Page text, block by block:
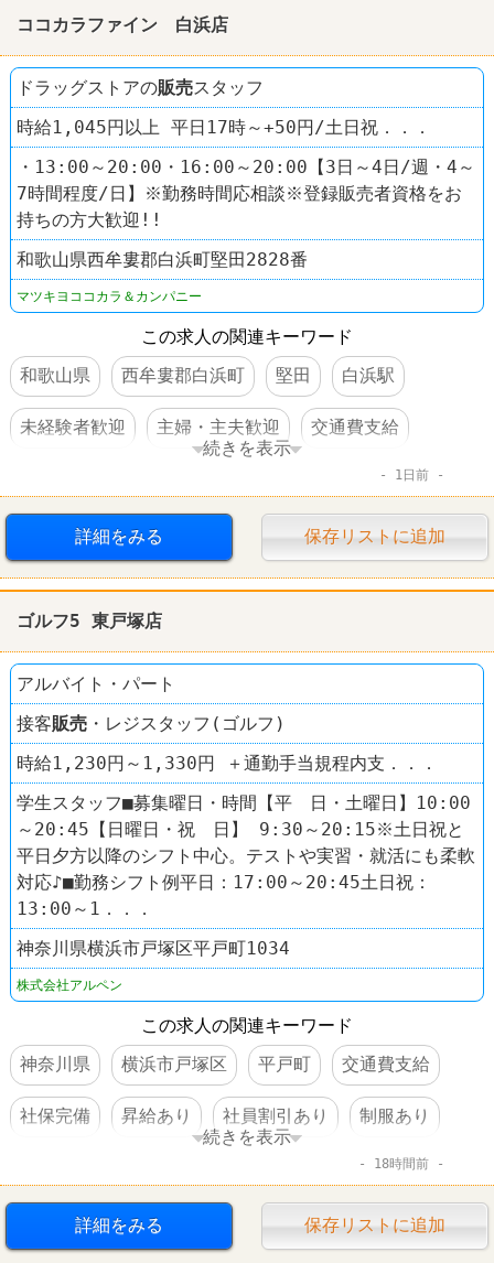
ココカラファイン 白浜店
ドラッグストアの販売スタッフ
時給1,045円以上 平日17時～+50円/土日祝．．．
・13:00～20:00・16:00～20:00【3日～4日/週・4～
7時間程度/日】※勤務時間応相談※登録販売者資格をお
持ちの方大歓迎!!
和歌山県西牟婁郡白浜町堅田2828番
マツキヨココカラ＆カンパニー
この求人の関連キーワード
和歌山県
西牟婁郡白浜町 堅田 白浜駅
未経験者歓迎 主婦・主夫歓迎 交通費支給
ドラッグストア ココカラファイン
続きを表示
1日前
詳細をみる 保存リストに追加
ゴルフ5 東戸塚店
アルバイト・パート
接客販売 ・レジスタッフ(ゴルフ)
時給1,230円～1,330円 ＋通勤手当規程内支．．．
学生スタッフ■募集曜日・時間【平 日・土曜日】10:00
～20:45【日曜日・祝 日】 9:30～20:15※土日祝と
平日夕方以降のシフト中心。テストや実習・就活にも柔軟
対応♪■勤務シフト例平日：17:00～20:45土日祝：
13:00～1．．．
神奈川県横浜市戸塚区平戸町1034
株式会社アルペン
この求人の関連キーワード
神奈川県
横浜市戸塚区 平戸町 交通費支給
社保完備 昇給あり 社員割引あり 制服あり
スポーツショップ
ゴルフ5
続きを表示
18時間前
詳細をみる 保存リストに追加